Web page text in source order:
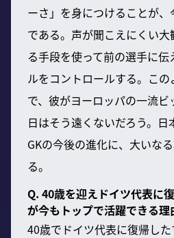
ーさ」を身につけることが
である。声が聞こえにくい
る手段を使って前の選手に
ルをコントロールする。こ
で、彼がヨーロッパの一流
日はそう遠くないだろう。
GKの今後の進化に、大いな
る。
Q. 40歳を迎えドイツ代表に
が今もトップで活躍できる理
40歳でドイツ代表に復帰し